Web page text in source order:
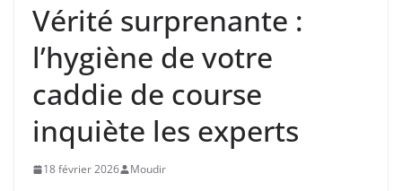
Vérité surprenante :
l’hygiène de votre
caddie de course
inquiète les experts
18 février 2026 Moudir